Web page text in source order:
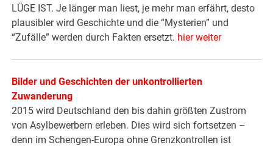
LÜGE IST. Je länger man liest, je mehr man erfährt, desto
plausibler wird Geschichte und die “Mysterien” und
“Zufälle” werden durch Fakten ersetzt. hier weiter
Bilder und Geschichten der unkontrollierten
Zuwanderung
2015 wird Deutschland den bis dahin größten Zustrom
von Asylbewerbern erleben. Dies wird sich fortsetzen –
denn im Schengen-Europa ohne Grenzkontrollen ist